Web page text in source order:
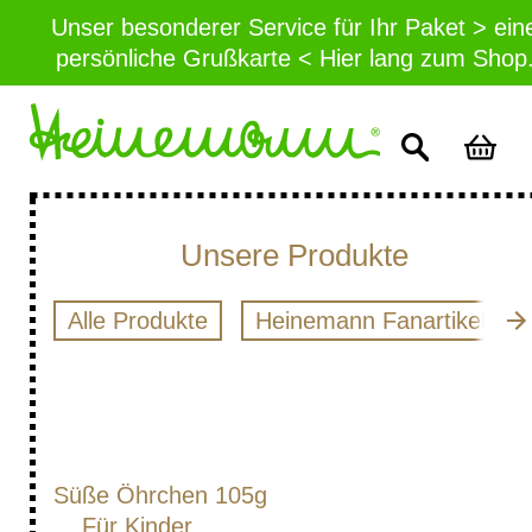
Unser besonderer Service für Ihr Paket >
persönliche Grußkarte < Hier lang zum
Unsere Produkte
Alle Produkte Heinemann Fanartikel
Süße Öhrchen 105g
Für Kinder